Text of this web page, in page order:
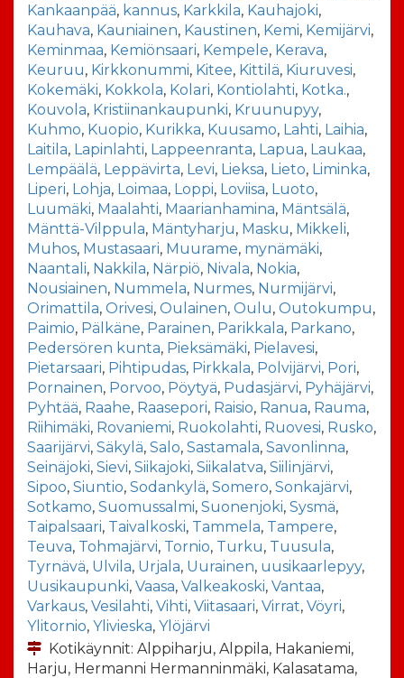
Kankaanpää, kannus, Karkkila, Kauhajoki,
Kauhava, Kauniainen, Kaustinen, Kemi, Kemijärvi,
Keminmaa, Kemiönsaari, Kempele, Kerava,
Keuruu, Kirkkonummi, Kitee, Kittilä, Kiuruvesi,
Kokemäki, Kokkola, Kolari, Kontiolahti, Kotka.,
Kouvola, Kristiinankaupunki, Kruunupyy,
Kuhmo, Kuopio, Kurikka, Kuusamo, Lahti, Laihia,
Laitila, Lapinlahti, Lappeenranta, Lapua, Laukaa,
Lempäälä, Leppävirta, Levi, Lieksa, Lieto, Liminka,
Liperi, Lohja, Loimaa, Loppi, Loviisa, Luoto,
Luumäki, Maalahti, Maarianhamina, Mäntsälä,
Mänttä-Vilppula, Mäntyharju, Masku, Mikkeli,
Muhos, Mustasaari, Muurame, mynämäki,
Naantali, Nakkila, Närpiö, Nivala, Nokia,
Nousiainen, Nummela, Nurmes, Nurmijärvi,
Orimattila, Orivesi, Oulainen, Oulu, Outokumpu,
Paimio, Pälkäne, Parainen, Parikkala, Parkano,
Pedersören kunta, Pieksämäki, Pielavesi,
Pietarsaari, Pihtipudas, Pirkkala, Polvijärvi, Pori,
Pornainen, Porvoo, Pöytyä, Pudasjärvi, Pyhäjärvi,
Pyhtää, Raahe, Raasepori, Raisio, Ranua, Rauma,
Riihimäki, Rovaniemi, Ruokolahti, Ruovesi, Rusko,
Saarijärvi, Säkylä, Salo, Sastamala, Savonlinna,
Seinäjoki, Sievi, Siikajoki, Siikalatva, Siilinjärvi,
Sipoo, Siuntio, Sodankylä, Somero, Sonkajärvi,
Sotkamo, Suomussalmi, Suonenjoki, Sysmä,
Taipalsaari, Taivalkoski, Tammela, Tampere,
Teuva, Tohmajärvi, Tornio, Turku, Tuusula,
Tyrnävä, Ulvila, Urjala, Uurainen, uusikaarlepyy,
Uusikaupunki, Vaasa, Valkeakoski, Vantaa,
Varkaus, Vesilahti, Vihti, Viitasaari, Virrat, Vöyri,
Ylitornio, Ylivieska, Ylöjärvi
Kotikäynnit: Alppiharju, Alppila, Hakaniemi,
Harju, Hermanni Hermanninmäki, Kalasatama,